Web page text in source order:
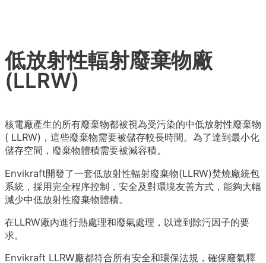
低放射性輻射廢棄物廠
(LLRW)
核電廠產生的所有廢棄物都被視為受污染的中低放射性廢棄物
( LLRW)，這些廢棄物需要被儲存較長時間。為了達到最小化
儲存空間，廢棄物體積需要被減容積。
Envikraft開發了一套低放射性輻射廢棄物(LLRW)焚燒廠統包
系統，採用完全程序控制，安全及對環境友善方式，能夠大幅
減少中低放射性廢棄物體積。
在LLRW廠內進行熱處理和廢氣處理，以達到除污因子的要
求。
Envikraft LLRW廠都符合所有安全和環保法規，確保廢氣釋